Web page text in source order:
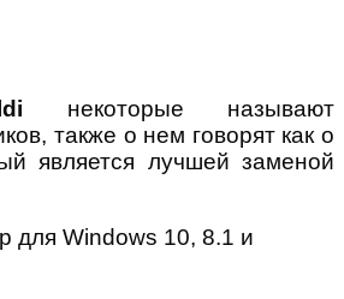
некоторые называют
также о нем говорят как о
является лучшей заменой